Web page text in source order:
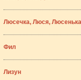
Люсечка, Люся, Люсенька
Фил
Лизун